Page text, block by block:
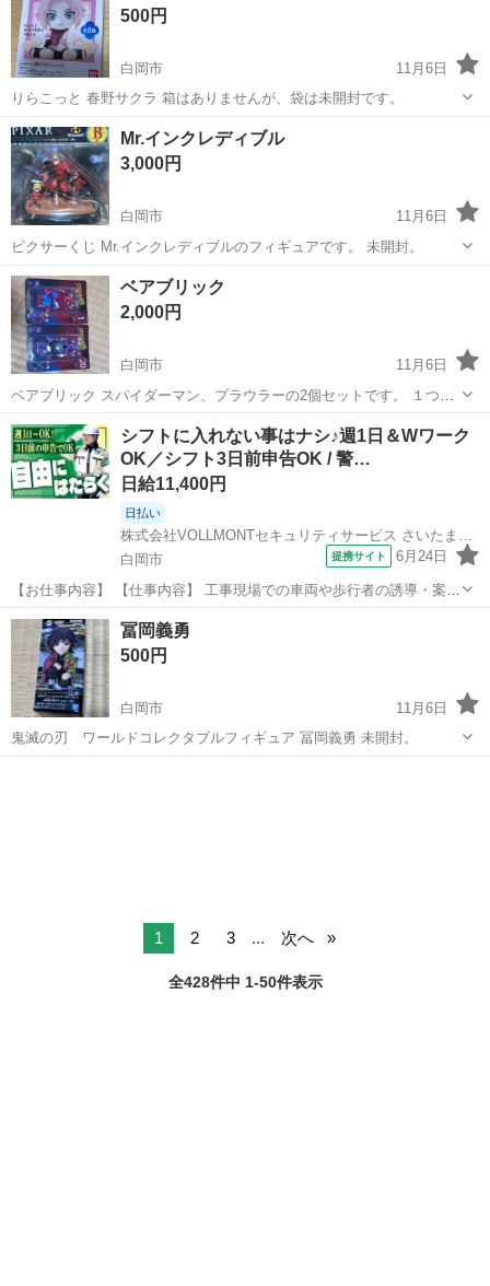
場所】白岡駅 【...500円
白岡市
11月6日
りらこっと 春野サクラ 箱はありませんが、袋は未開封です。
埼玉 白岡市 フィギュア ありません
Mr.インクレディブル
3,000円
白岡市
11月6日
ピクサーくじ Mr.インクレディブルのフィギュアです。 未開封。
埼玉 白岡市 フィギュア
ベアブリック
2,000円
白岡市
11月6日
ベアブリック スパイダーマン、プラウラーの2個セットです。 １つだ
けでも大丈夫です。
埼玉 白岡市 フィギュア ベアブリック
シフトに入れない事はナシ♪週1日＆Wワーク
OK／シフト3日前申告OK / 警…
日給11,400円
日払い
株式会社VOLLMONTセキュリティサービス さいたま支社〈夜勤〉(88)
白岡市
提携サイト 6月24日
【お仕事内容】 【仕事内容】 工事現場での車両や歩行者の誘導・案内
などをお願いします！ 経験・年齢・学歴は一切不問！応募された方と
は必ず面接します★ ＜給与＞ 日給1万1,400～1万2,900円 ┗一律手当
含む ?交通...
埼玉 白岡市 警備員
冨岡義勇
500円
白岡市
11月6日
鬼滅の刃 ワールドコレクタブルフィギュア 冨岡義勇 未開封。
1 2 3 ... 次へ
全428件中 1-50件表示